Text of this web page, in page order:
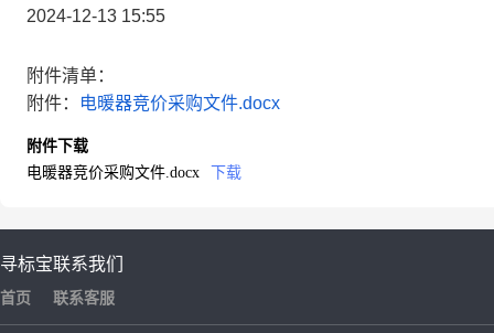
2024-12-13 15:55
附件清单：
附件：
电暖器竞价采购文件.docx
附件下载
电暖器竞价采购文件.docx
下载
寻标宝
首页
联系我们
联系客服